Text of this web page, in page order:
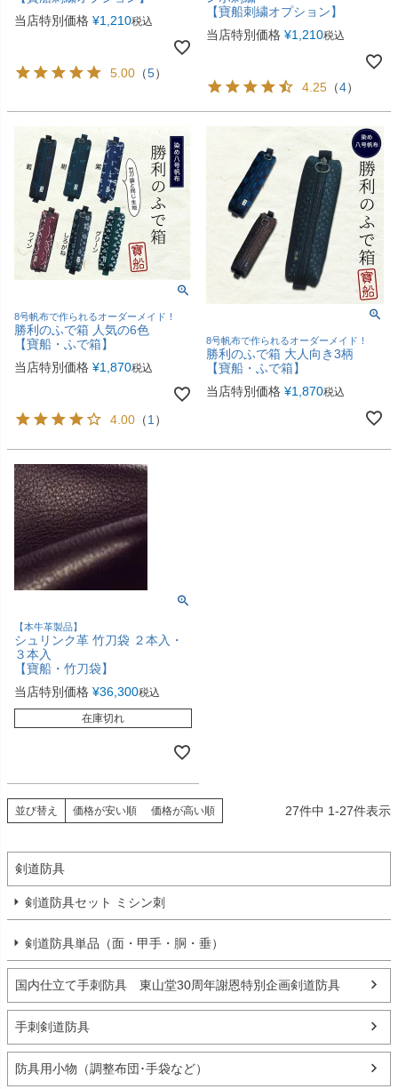
当店特別価格 ¥1,210税込
5.00 （5）
【寶船刺繍オプション】
当店特別価格 ¥1,210税込
4.25 （4）
8号帆布で作られるオーダーメイド！
勝利のふで箱 人気の6色
【寶船・ふで箱】
当店特別価格 ¥1,870税込
4.00 （1）
8号帆布で作られるオーダーメイド！
勝利のふで箱 大人向き3柄
【寶船・ふで箱】
当店特別価格 ¥1,870税込
【本牛革製品】
シュリンク革 竹刀袋 ２本入・
３本入
【寶船・竹刀袋】
当店特別価格 ¥36,300税込
在庫切れ
並び替え 価格が安い順 価格が高い順 27件中 1-27件表示
剣道防具
剣道防具セット ミシン刺
剣道防具単品（面・甲手・胴・垂）
国内仕立て手刺防具 東山堂30周年謝恩特別企画剣道防具
手刺剣道防具
防具用小物（調整布団･手袋など）